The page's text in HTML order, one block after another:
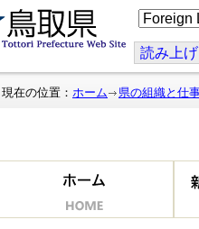
こ
の
ジ
を
翻
読み上げ
現在の位置： ホーム 県の組織と仕